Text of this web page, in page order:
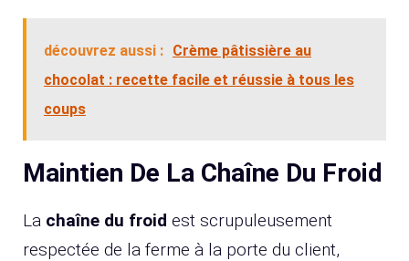
découvrez aussi : Crème pâtissière au
chocolat : recette facile et réussie à tous les
coups
Maintien De La Chaîne Du Froid
La chaîne du froid est scrupuleusement
respectée de la ferme à la porte du client,